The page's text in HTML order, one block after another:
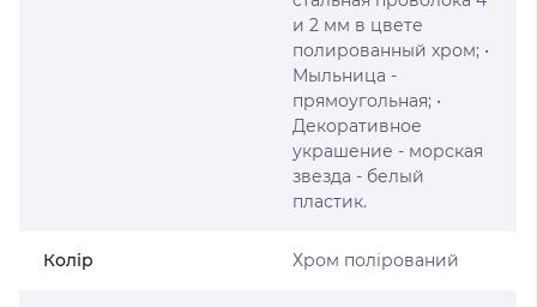
и 2 мм в цвете
полированный хром; •
Мыльница -
прямоугольная; •
Декоративное
украшение - морская
звезда - белый
пластик.
Колір Хром полірований